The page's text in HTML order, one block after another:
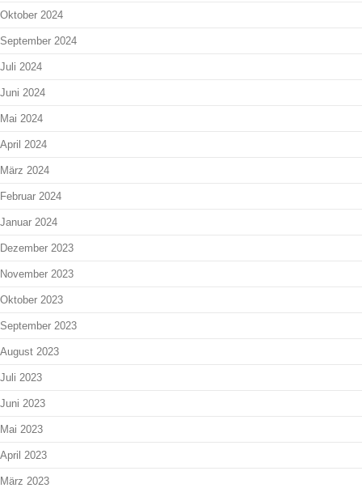
Oktober 2024
September 2024
Juli 2024
Juni 2024
Mai 2024
April 2024
März 2024
Februar 2024
Januar 2024
Dezember 2023
November 2023
Oktober 2023
September 2023
August 2023
Juli 2023
Juni 2023
Mai 2023
April 2023
März 2023